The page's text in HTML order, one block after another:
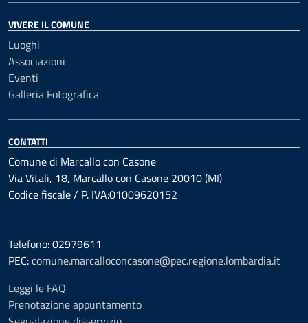
VIVERE IL COMUNE
Luoghi
Associazioni
Eventi
Galleria Fotografica
CONTATTI
Comune di Marcallo con Casone
Via Vitali, 18, Marcallo con Casone 20010 (MI)
Codice fiscale / P. IVA:01009620152
Telefono: 02979611
PEC:comune.marcalloconcasone@pec.regione.lombardia.it
Leggi le FAQ
Prenotazione appuntamento